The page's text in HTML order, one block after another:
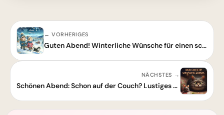
← VORHERIGES
Guten Abend! Winterliche Wünsche für einen schönen, entspannten Abend
NÄCHSTES →
Schönen Abend: Schon auf der Couch? Lustiges Guten-Abend-Grußbild zum Teilen